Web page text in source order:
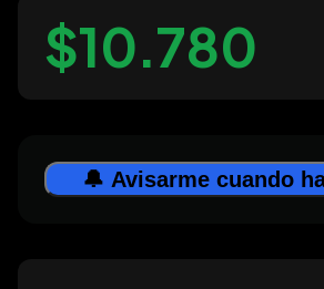
$10.780
🔔 Avisarme cuando